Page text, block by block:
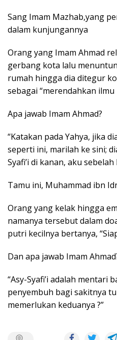
Sang Imam Mazhab,yang
dalam kunjungannya
Orang yang Imam Ahmad
gerbang kota lalu
rumah hingga dia ditegur
sebagai “merendahkan ilmu
Apa jawab Imam Ahmad?
“Katakan pada Yahya, jika
seperti ini, marilah ke sini;
Syafi’i di kanan, aku sebelah
Tamu ini, Muhammad ibn
Orang yang kelak hingga
namanya tersebut dalam
putri kecilnya bertanya,
Dan apa jawab Imam
“Asy-Syafi’i adalah mentari
penyembuh bagi sakitnya
memerlukan keduanya ?”